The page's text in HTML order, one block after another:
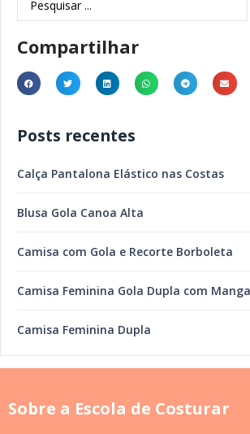
Compartilhar
Posts recentes
Calça Pantalona Elástico nas Costas
Blusa Gola Canoa Alta
Camisa com Gola e Recorte Borboleta
Camisa Feminina Gola Dupla com
Camisa Feminina Dupla
Sobre a Escola de Costurar